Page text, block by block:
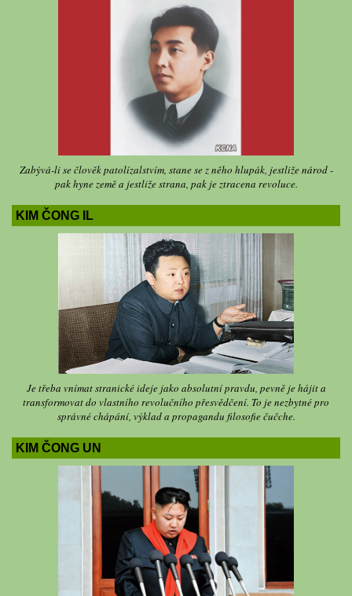
Zabývá-li se člověk patolízalstvím, stane se z něho hlupák, jestliže národ -
pak hyne země a jestliže strana, pak je ztracena revoluce.
KIM ČONG IL
Je třeba vnímat stranické ideje jako absolutní pravdu, pevně je hájit a
transformovat do vlastního revolučního přesvědčení. To je nezbytné pro
správné chápání, výklad a propagandu filosofie čučche.
KIM ČONG UN